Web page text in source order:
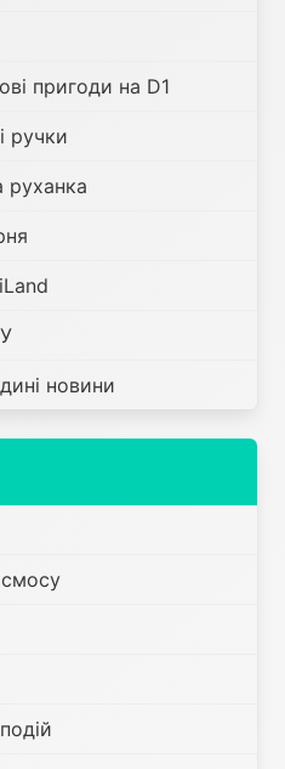
пригоди на D1
ручки
руханка
новини